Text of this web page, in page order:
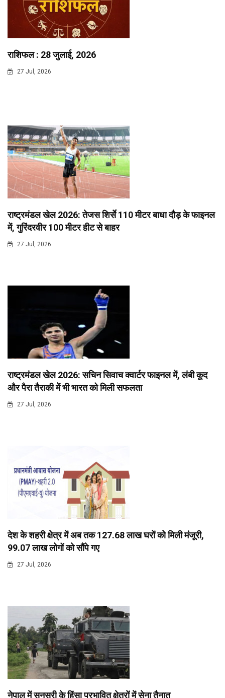
राशिफल : 28 जुलाई, 2026
27 Jul, 2026
राष्ट्रमंडल खेल 2026: तेजस शिर्से 110 मीटर बाधा दौड़ के फाइनल
में, गुरिंदरवीर 100 मीटर हीट से बाहर
27 Jul, 2026
राष्ट्रमंडल खेल 2026: सचिन सिवाच क्वार्टर फाइनल में, लंबी कूद
और पैरा तैराकी में भी भारत को मिली सफलता
27 Jul, 2026
देश के शहरी क्षेत्र में अब तक 127.68 लाख घरों को मिली मंजूरी,
99.07 लाख लोगों को सौंपे गए
27 Jul, 2026
नेपाल में सुनसरी के हिंसा प्रभावित क्षेत्रों में सेना तैनात